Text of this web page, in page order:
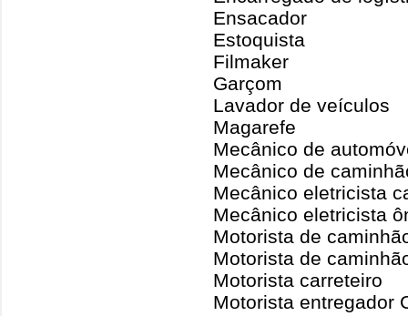
Ensacador
Estoquista
Filmaker
Garçom
Lavador de veículos
Magarefe
Mecânico de
Mecânico de
Mecânico eletricista
Mecânico eletricista
Motorista de
Motorista de
Motorista carreteiro
Motorista entregador